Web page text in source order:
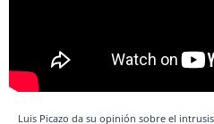
Luis Picazo da su opinión sobre el